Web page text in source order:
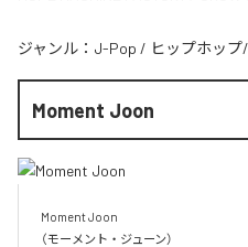
ジャンル： J-Pop / ヒップホッ
Moment Joon
Moment Joon
（モーメント・ジューン）